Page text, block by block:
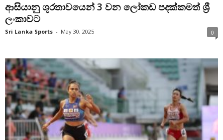
ආසියානු ශූරතාවයෙන් 3 වන ලෝකඩ පදක්කමත් ශ්‍රී
ලංකාවට
Sri Lanka Sports - May 30, 2025 0